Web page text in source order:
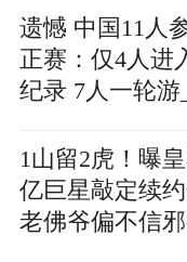
遗憾 中国11人
正赛：仅4人进
纪录 7人一轮游
1山留2虎！曝
亿巨星敲定续
老佛爷偏不信